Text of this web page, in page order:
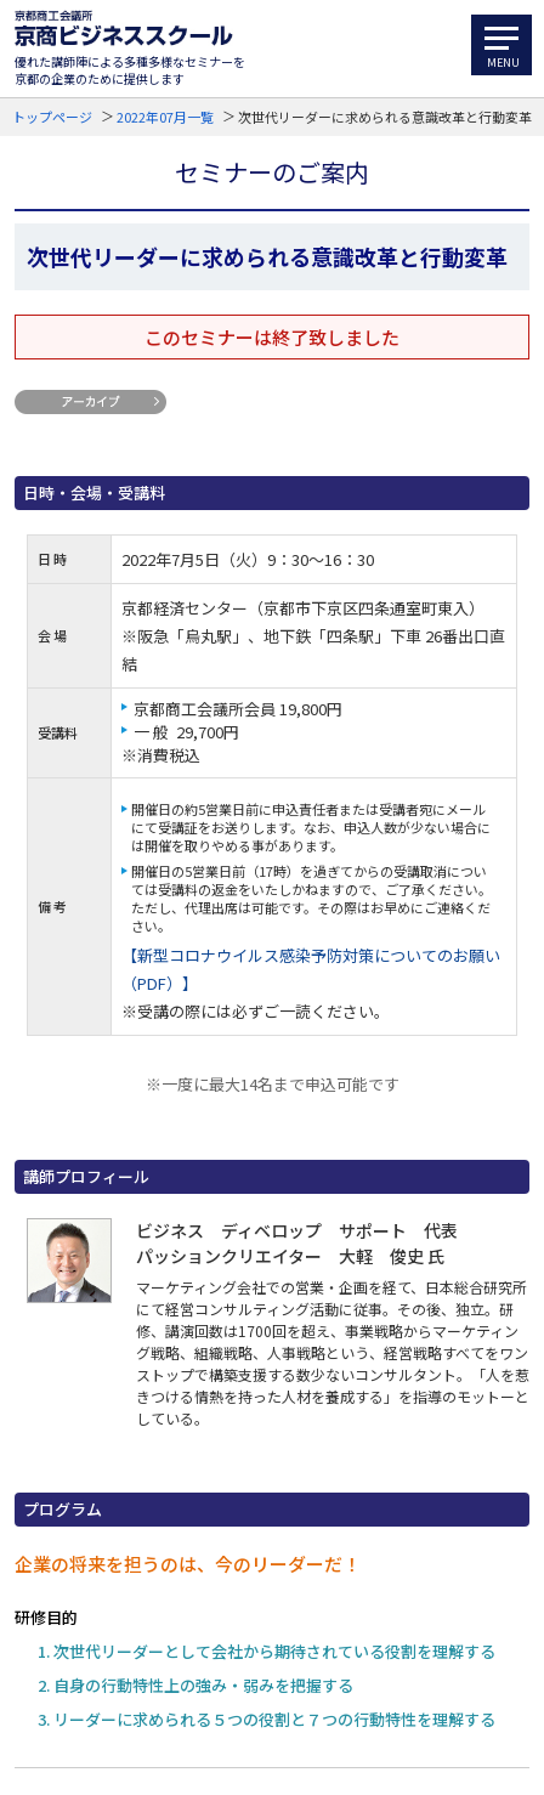
優れた講師陣による多種多様なセミナーを
京都の企業のために提供します
トップページ 2022年07月一覧 次世代リーダーに求められる意識改革と行動変革
セミナーのご案内
次世代リーダーに求められる意識改革と行動変革
このセミナーは終了致しました
日時・会場・受講料
日 時 2022年7月5日（火）9：30〜16：30
会 場
京都経済センター（京都市下京区四条通室町東入）
※阪急「烏丸駅」、地下鉄「四条駅」下車 26番出口直
結
受講料
京都商工会議所会員 19,800円
一 般 29,700円
※消費税込
備 考
開催日の約5営業日前に申込責任者または受講者宛にメール
にて受講証をお送りします。なお、申込人数が少ない場合に
は開催を取りやめる事があります。
開催日の5営業日前（17時）を過ぎてからの受講取消につい
ては受講料の返金をいたしかねますので、ご了承ください。
ただし、代理出席は可能です。その際はお早めにご連絡くだ
さい。
【新型コロナウイルス感染予防対策についてのお願い
（PDF）】
※受講の際には必ずご一読ください。
※一度に最大14名まで申込可能です
講師プロフィール
ビジネス ディベロップ サポート 代表
パッションクリエイター 大軽 俊史 氏
マーケティング会社での営業・企画を経て、日本総合研究所
にて経営コンサルティング活動に従事。その後、独立。研
修、講演回数は1700回を超え、事業戦略からマーケティン
グ戦略、組織戦略、人事戦略という、経営戦略すべてをワン
ストップで構築支援する数少ないコンサルタント。「人を惹
きつける情熱を持った人材を養成する」を指導のモットーと
している。
プログラム
企業の将来を担うのは、今のリーダーだ！
研修目的
次世代リーダーとして会社から期待されている役割を理解する
自身の行動特性上の強み・弱みを把握する
リーダーに求められる５つの役割と７つの行動特性を理解する